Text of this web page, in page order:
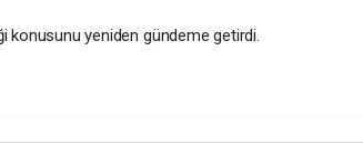
konusunu yeniden gündeme getirdi.